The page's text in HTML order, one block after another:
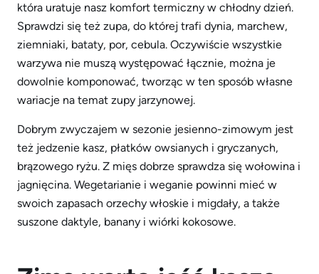
która uratuje nasz komfort termiczny w chłodny dzień.
Sprawdzi się też zupa, do której trafi dynia, marchew,
ziemniaki, bataty, por, cebula. Oczywiście wszystkie
warzywa nie muszą występować łącznie, można je
dowolnie komponować, tworząc w ten sposób własne
wariacje na temat zupy jarzynowej.
Dobrym zwyczajem w sezonie jesienno-zimowym jest
też jedzenie kasz, płatków owsianych i gryczanych,
brązowego ryżu. Z mięs dobrze sprawdza się wołowina i
jagnięcina. Wegetarianie i weganie powinni mieć w
swoich zapasach orzechy włoskie i migdały, a także
suszone daktyle, banany i wiórki kokosowe.